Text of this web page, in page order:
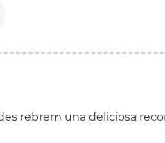
rebrem una deliciosa